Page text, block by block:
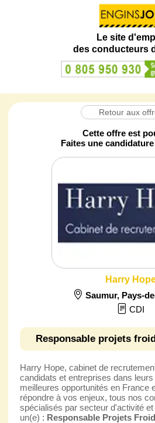
Le site
des conducteurs
Retour aux
Cette offre est
Faites une
Harry
Saumur, Pays-
CDI
Responsable projets
Harry Hope, cabinet de
candidats et entreprises dans
meilleures opportunités en France
répondre à vos enjeux, tous nos
spécialisés par secteur d'activité
un(e) : Responsable Projets